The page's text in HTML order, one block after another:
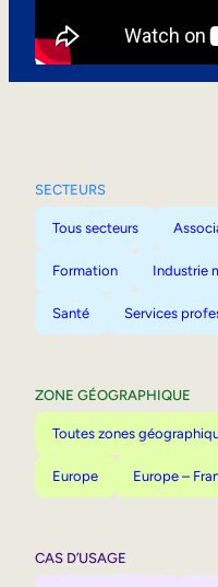
SECTEURS
Tous secteurs
Formation Industrie
Santé Services
ZONE GÉOGRAPHIQUE
Toutes zones
Europe Europe –
CAS D’USAGE